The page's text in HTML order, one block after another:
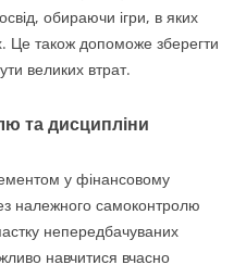
обираючи ігри, в яких
Це також допоможе зберегти
великих втрат.
та дисципліни
у фінансовому
належного самоконтролю
непередбачуваних
навчитися вчасно